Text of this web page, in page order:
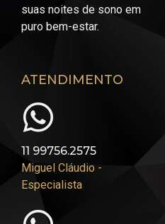
suas noites de sono em
puro bem-estar.
ATENDIMENTO
11 99756.2575
Miguel Cláudio -
Especialista